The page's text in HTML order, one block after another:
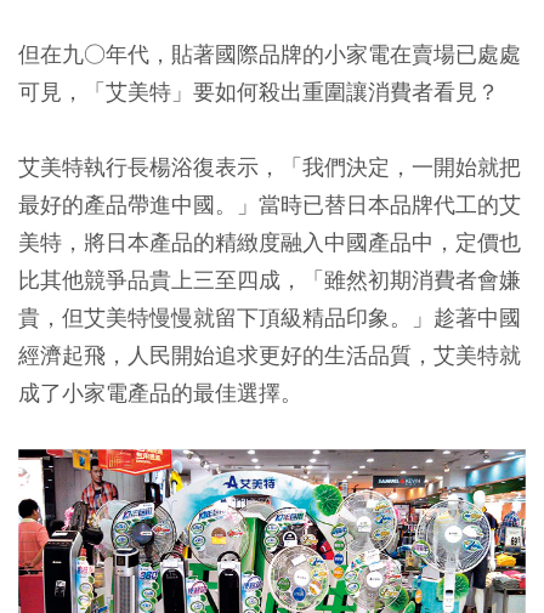
但在九○年代，貼著國際品牌的小家電在賣場已處處
可見，「艾美特」要如何殺出重圍讓消費者看見？
艾美特執行長楊浴復表示，「我們決定，一開始就把
最好的產品帶進中國。」當時已替日本品牌代工的艾
美特，將日本產品的精緻度融入中國產品中，定價也
比其他競爭品貴上三至四成，「雖然初期消費者會嫌
貴，但艾美特慢慢就留下頂級精品印象。」趁著中國
經濟起飛，人民開始追求更好的生活品質，艾美特就
成了小家電產品的最佳選擇。